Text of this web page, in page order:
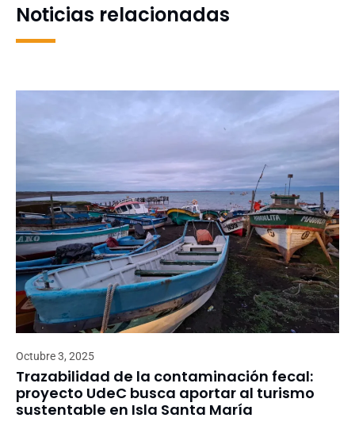
Noticias relacionadas
Octubre 3, 2025
Trazabilidad de la contaminación fecal:
proyecto UdeC busca aportar al turismo
sustentable en Isla Santa María